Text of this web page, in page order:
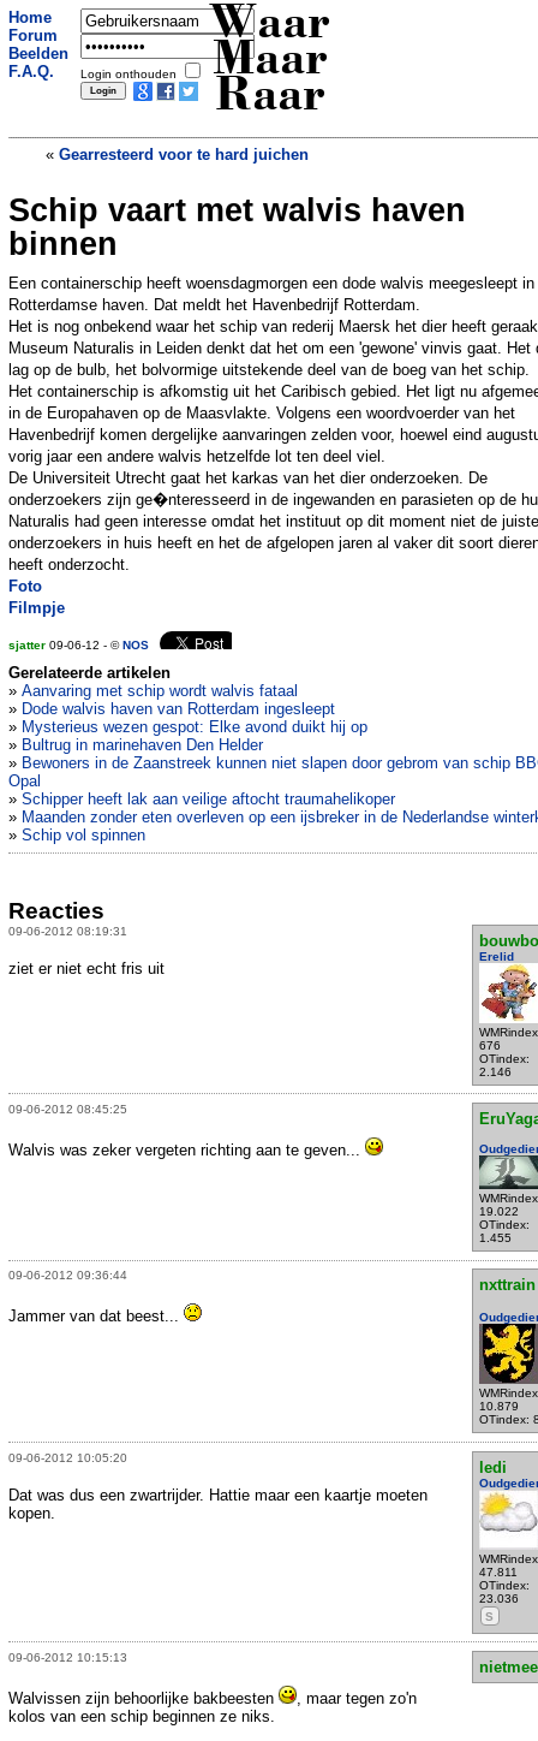
Home
Forum
Beelden
F.A.Q.
Login onthouden
Waar
Maar
Raar
« Gearresteerd voor te hard juichen
Politie roept publiek op om kip te
vangen»
Schip vaart met walvis haven
binnen
Een containerschip heeft woensdagmorgen een dode walvis meegesleept in
Rotterdamse haven. Dat meldt het Havenbedrijf Rotterdam.
Het is nog onbekend waar het schip van rederij Maersk het dier heeft
Museum Naturalis in Leiden denkt dat het om een 'gewone' vinvis gaat. Het
lag op de bulb, het bolvormige uitstekende deel van de boeg van het schip.
Het containerschip is afkomstig uit het Caribisch gebied. Het ligt nu
in de Europahaven op de Maasvlakte. Volgens een woordvoerder van het
Havenbedrijf komen dergelijke aanvaringen zelden voor, hoewel eind
vorig jaar een andere walvis hetzelfde lot ten deel viel.
De Universiteit Utrecht gaat het karkas van het dier onderzoeken. De
onderzoekers zijn ge�nteresseerd in de ingewanden en parasieten op de
Naturalis had geen interesse omdat het instituut op dit moment niet de juiste
onderzoekers in huis heeft en het de afgelopen jaren al vaker dit soort
heeft onderzocht.
Foto
Filmpje
sjatter 09-06-12 - ©NOS
Gerelateerde artikelen
» Aanvaring met schip wordt walvis fataal
» Dode walvis haven van Rotterdam ingesleept
» Mysterieus wezen gespot: Elke avond duikt hij op
» Bultrug in marinehaven Den Helder
» Bewoners in de Zaanstreek kunnen niet slapen door gebrom van schip
Opal
» Schipper heeft lak aan veilige aftocht traumahelikoper
» Maanden zonder eten overleven op een ijsbreker in de Nederlandse
» Schip vol spinnen
Reacties
09-06-2012 08:19:31
Erelid
676
OTindex:
2.146
ziet er niet echt fris uit
09-06-2012 08:45:25
19.022
OTindex:
1.455
Walvis was zeker vergeten richting aan te geven...
09-06-2012 09:36:44
nxttrain
10.879
OTindex:
Jammer van dat beest...
09-06-2012 10:05:20
ledi
47.811
OTindex:
23.036
S
Dat was dus een zwartrijder. Hattie maar een kaartje moeten
kopen.
09-06-2012 10:15:13
Walvissen zijn behoorlijke bakbeesten
, maar tegen zo'n
kolos van een schip beginnen ze niks.